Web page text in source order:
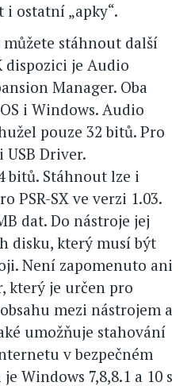
ostatní „apky“.
stáhnout další
dispozici je Audio
Manager. Oba
i Windows. Audio
pouze 32 bitů. Pro
Driver.
bitů. Stáhnout lze i
PSR-SX ve verzi 1.03.
dat. Do nástroje jej
disku, který musí být
Není zapomenuto ani
který je určen pro
mezi nástrojem a
umožňuje stahování
v bezpečném
Windows 7,8,8.1 a 10 s